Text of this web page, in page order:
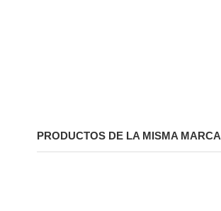
PRODUCTOS DE LA MISMA MARCA